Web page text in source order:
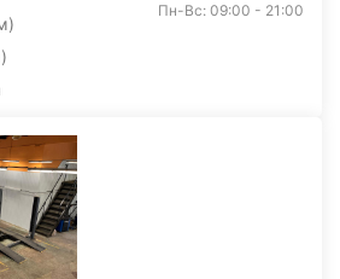
Пн-Вс: 09:00 - 21:00